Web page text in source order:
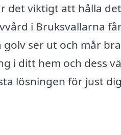
det viktigt att hålla
i Bruksvallarna
ser ut och mår
i ditt hem och dess
lösningen för just